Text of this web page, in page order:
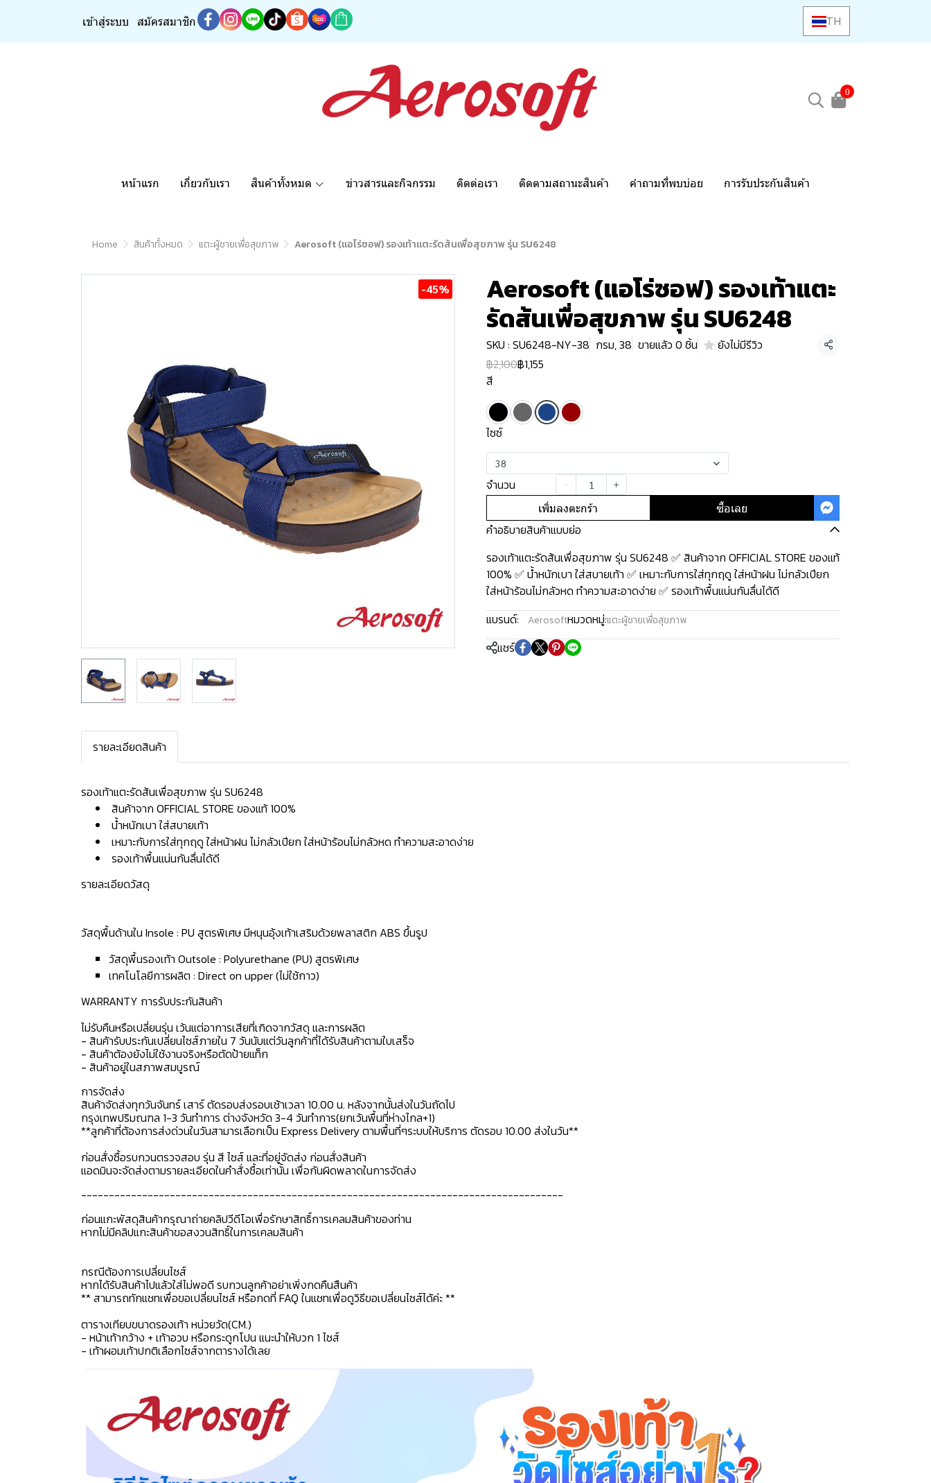
เข้าสู่ระบบ สมัครสมาชิก TH
0
หน้าแรก เกี่ยวกับเรา สินค้าทั้งหมด ข่าวสารและกิจกรรม ติดต่อเรา ติดตามสถานะสินค้า คำถามที่พบบ่อย การรับประกันสินค้า
Home สินค้าทั้งหมด แตะผู้ชายเพื่อสุขภาพ Aerosoft (แอโร่ซอฟ) รองเท้าแตะรัดส้นเพื่อสุขภาพ รุ่น SU6248
-45% Aerosoft (แอโร่ซอฟ) รองเท้าแตะ
รัดส้นเพื่อสุขภาพ รุ่น SU6248
SKU : SU6248-NY-38 กรม, 38 ขายแล้ว 0 ชิ้น ยังไม่มีรีวิว แชร์
฿2,100฿1,155
สี
ไซซ์
38
จำนวน
เพิ่มลงตะกร้า ซื้อเลย
คำอธิบายสินค้าแบบย่อ
รองเท้าแตะรัดส้นเพื่อสุขภาพ รุ่น SU6248 ✅ สินค้าจาก OFFICIAL STORE ของแท้
100% ✅ น้ำหนักเบา ใส่สบายเท้า ✅ เหมาะกับการใส่ทุกฤดู ใส่หน้าฝน ไม่กลัวเปียก
ใส่หน้าร้อนไม่กลัวหด ทำความสะอาดง่าย ✅ รองเท้าพื้นแน่นกันลื่นได้ดี
แบรนด์:
Aerosoftหมวดหมู่:แตะผู้ชายเพื่อสุขภาพ
แชร์
รายละเอียดสินค้า
รองเท้าแตะรัดส้นเพื่อสุขภาพ รุ่น SU6248
สินค้าจาก OFFICIAL STORE ของแท้ 100%
น้ำหนักเบา ใส่สบายเท้า
เหมาะกับการใส่ทุกฤดู ใส่หน้าฝน ไม่กลัวเปียก ใส่หน้าร้อนไม่กลัวหด ทำความสะอาดง่าย
รองเท้าพื้นแน่นกันลื่นได้ดี
รายละเอียดวัสดุ
วัสดุพื้นด้านใน Insole : PU สูตรพิเศษ มีหนุนอุ้งเท้าเสริมด้วยพลาสติก ABS ขึ้นรูป
วัสดุพื้นรองเท้า Outsole : Polyurethane (PU) สูตรพิเศษ
เทคโนโลยีการผลิต : Direct on upper (ไม่ใช้กาว)
WARRANTY การรับประกันสินค้า
ไม่รับคืนหรือเปลี่ยนรุ่น เว้นแต่อาการเสียที่เกิดจากวัสดุ และการผลิต
- สินค้ารับประกันเปลี่ยนไซส์ภายใน 7 วันนับแต่วันลูกค้าที่ได้รับสินค้าตามใบเสร็จ
- สินค้าต้องยังไม่ใช้งานจริงหรือตัดป้ายแท็ก
- สินค้าอยู่ในสภาพสมบูรณ์
การจัดส่ง
สินค้าจัดส่งทุกวันจันทร์ เสาร์ ตัดรอบส่งรอบเช้าเวลา 10.00 น. หลังจากนั้นส่งในวันถัดไป
กรุงเทพปริมณฑล 1-3 วันทำการ ต่างจังหวัด 3-4 วันทำการ(ยกเว้นพื้นที่ห่างไกล+1)
**ลูกค้าที่ต้องการส่งด่วนในวันสามารเลือกเป็น Express Delivery ตามพื้นที่ๆระบบให้บริการ ตัดรอบ 10.00 ส่งในวัน**
ก่อนสั่งซื้อรบกวนตรวจสอบ รุ่น สี ไซส์ และที่อยู่จัดส่ง ก่อนสั่งสินค้า
แอดมินจะจัดส่งตามรายละเอียดในคำสั่งซื้อเท่านั้น เพื่อกันผิดพลาดในการจัดส่ง
---------------------------------------------------------------------------------------
ก่อนแกะพัสดุสินค้ากรุณาถ่ายคลิปวีดีโอเพื่อรักษาสิทธิ์การเคลมสินค้าของท่าน
หากไม่มีคลิปแกะสินค้าขอสงวนสิทธิ์ในการเคลมสินค้า
กรณีต้องการเปลี่ยนไซส์
หากได้รับสินค้าไปแล้วใส่ไม่พอดี รบกวนลูกค้าอย่าเพิ่งกดคืนสืนค้า
** สามารถทักแชทเพื่อขอเปลี่ยนไซส์ หรือกดที่ FAQ ในแชทเพื่อดูวิธีขอเปลี่ยนไซส์ได้ค่ะ **
ตารางเทียบขนาดรองเท้า หน่วยวัด(CM.)
- หน้าเท้ากว้าง + เท้าอวบ หรือกระดูกโปน แนะนำให้บวก 1 ไซส์
- เท้าผอมเท้าปกติเลือกไซส์จากตารางได้เลย